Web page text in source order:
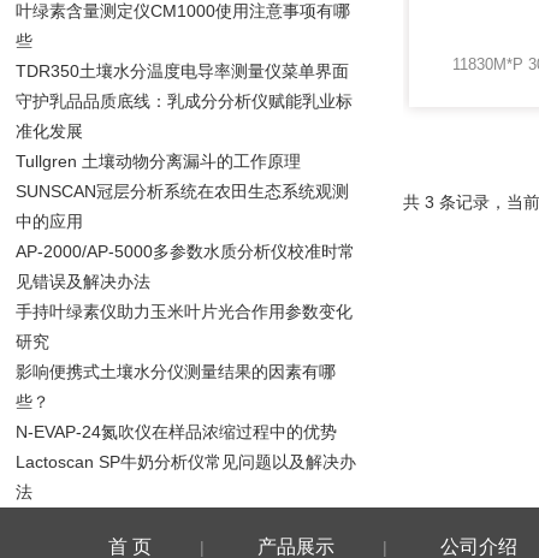
11830M*P
共 3 条记录，当
叶绿素含量测定仪CM1000使用注意事项有哪
些
TDR350土壤水分温度电导率测量仪菜单界面
守护乳品品质底线：乳成分分析仪赋能乳业标
准化发展
Tullgren 土壤动物分离漏斗的工作原理
SUNSCAN冠层分析系统在农田生态系统观测
中的应用
AP-2000/AP-5000多参数水质分析仪校准时常
见错误及解决办法
手持叶绿素仪助力玉米叶片光合作用参数变化
研究
影响便携式土壤水分仪测量结果的因素有哪
些？
N-EVAP-24氮吹仪在样品浓缩过程中的优势
Lactoscan SP牛奶分析仪常见问题以及解决办
法
首 页 | 产品展示 | 公司介绍